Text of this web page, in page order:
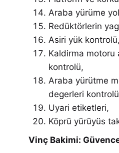
Araba yürüme
Redüktörlerin
Asiri yük kontrolü,
Kaldirma motoru
kontrolü,
Araba yürütme
degerleri
Uyari etiketleri,
Köprü yürüyüs
Vinç Bakimi: